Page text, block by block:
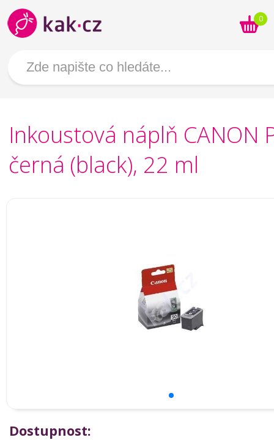
0
Inkoustová náplň CANON
černá (black), 22 ml
Dostupnost: